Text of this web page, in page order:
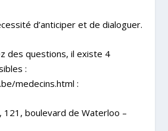
d’anticiper et de dialoguer.
des questions, il existe 4
:
medecins.html :
121, boulevard de Waterloo –